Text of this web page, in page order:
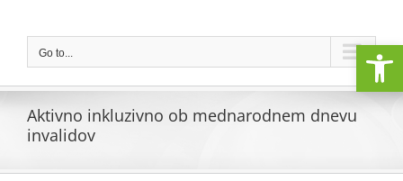
contentGo to...
Aktivno inkluzivno ob mednarodnem dnevu
invalidov